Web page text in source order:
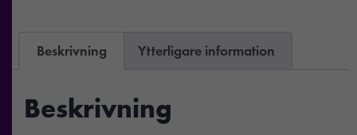
Beskrivning Ytterligare information
Beskrivning